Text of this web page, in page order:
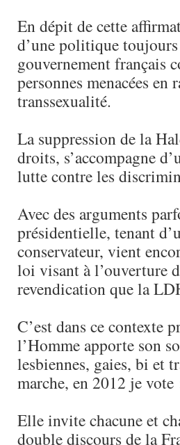
En dépit de cette
d’une politique
gouvernement français
personnes menacées
transsexualité.
La suppression de la
droits, s’accompagne
lutte contre les
Avec des arguments
présidentielle, tenant
conservateur, vient
loi visant à l’ouverture
revendication que la
C’est dans ce contexte
l’Homme apporte son
lesbiennes, gaies, bi et
marche, en 2012 je
Elle invite chacune et
double discours de la